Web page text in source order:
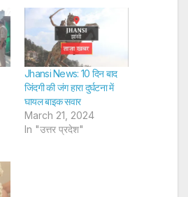
Jhansi News: 10 दिन बाद
जिंदगी की जंग हारा दुर्घटना में
घायल बाइक सवार
March 21, 2024
In "उत्तर प्रदेश"